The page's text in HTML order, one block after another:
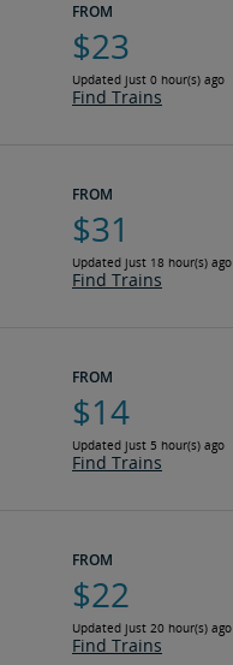
FROM
$23
Updated just 0 hour(s) ago
Find Trains
FROM
$31
Updated just 18 hour(s) ago
Find Trains
FROM
$14
Updated just 5 hour(s) ago
Find Trains
FROM
$22
Updated just 20 hour(s) ago
Find Trains